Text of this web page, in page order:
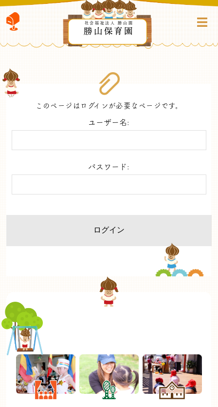
社会福祉法人 勝山園
勝山保育園
このページはログインが必要なページです。
ユーザー名:
パスワード: